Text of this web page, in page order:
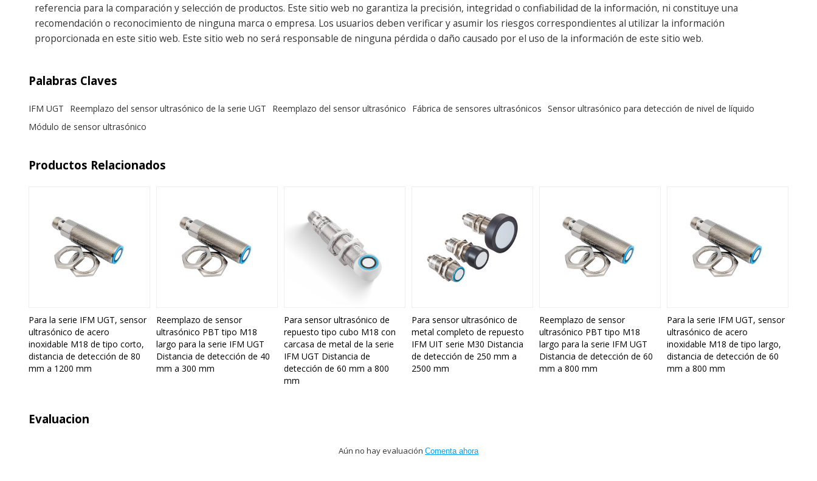
referencia para la comparación y selección de productos. Este sitio web no garantiza la precisión, integridad o confiabilidad de la información, ni constituye una
recomendación o reconocimiento de ninguna marca o empresa. Los usuarios deben verificar y asumir los riesgos correspondientes al utilizar la información
proporcionada en este sitio web. Este sitio web no será responsable de ninguna pérdida o daño causado por el uso de la información de este sitio web.
Palabras Claves
IFM UGT Reemplazo del sensor ultrasónico de la serie UGT Reemplazo del sensor ultrasónico Fábrica de sensores ultrasónicos Sensor ultrasónico para detección de nivel de líquido
Módulo de sensor ultrasónico
Productos Relacionados
Para la serie IFM UGT, sensor
ultrasónico de acero
inoxidable M18 de tipo corto,
distancia de detección de 80
mm a 1200 mm
Reemplazo de sensor
ultrasónico PBT tipo M18
largo para la serie IFM UGT
Distancia de detección de 40
mm a 300 mm
Para sensor ultrasónico de
repuesto tipo cubo M18 con
carcasa de metal de la serie
IFM UGT Distancia de
detección de 60 mm a 800
mm
Para sensor ultrasónico de
metal completo de repuesto
IFM UIT serie M30 Distancia
de detección de 250 mm a
2500 mm
Reemplazo de sensor
ultrasónico PBT tipo M18
largo para la serie IFM UGT
Distancia de detección de 60
mm a 800 mm
Para la serie IFM UGT, sensor
ultrasónico de acero
inoxidable M18 de tipo largo,
distancia de detección de 60
mm a 800 mm
Evaluacion
Aún no hay evaluación Comenta ahora